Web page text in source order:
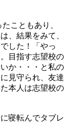
こともあり、
、結果をみて、
した！「やっ
目指す志望校の
か・・・と私の
見守られ、友達
本人は志望校の
寝転んでタブレ